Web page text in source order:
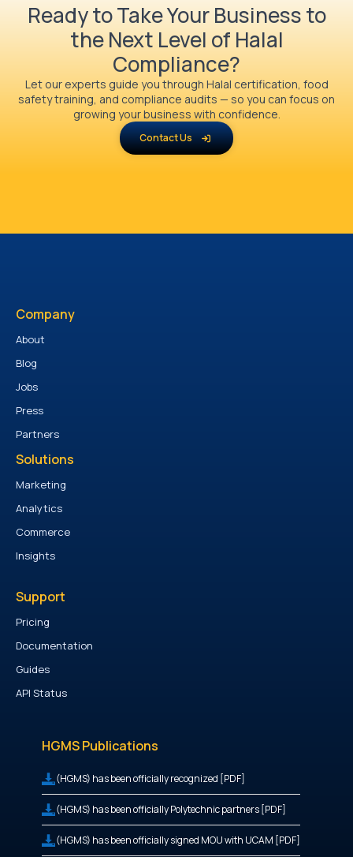
Ready to Take Your Business to
the Next Level of Halal
Compliance?
Let our experts guide you through Halal certification, food
safety training, and compliance audits — so you can focus on
growing your business with confidence.
Contact Us
Company
About
Blog
Jobs
Press
Partners
Solutions
Marketing
Analytics
Commerce
Insights
Support
Pricing
Documentation
Guides
API Status
HGMS Publications
(HGMS) has been officially recognized [PDF]
(HGMS) has been officially Polytechnic partners [PDF]
(HGMS) has been officially signed MOU with UCAM [PDF]